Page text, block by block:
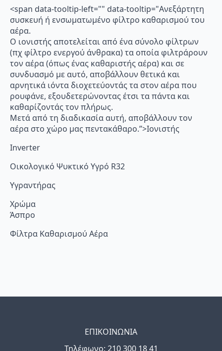
<span data-tooltip-left="" data-tooltip="Ανεξάρτητη
συσκευή ή ενσωματωμένο φίλτρο καθαρισμού του
αέρα.
Ο ιονιστής αποτελείται από ένα σύνολο φίλτρων
(πχ φίλτρο ενεργού άνθρακα) τα οποία φιλτράρουν
τον αέρα (όπως ένας καθαριστής αέρα) και σε
συνδυασμό με αυτό, αποβάλλουν θετικά και
αρνητικά ιόντα διοχετεύοντάς τα στον αέρα που
ρουφάνε, εξουδετερώνοντας έτσι τα πάντα και
καθαρίζοντάς τον πλήρως.
Μετά από τη διαδικασία αυτή, αποβάλλουν τον
αέρα στο χώρο μας πεντακάθαρο.”>Ιονιστής
Inverter
Οικολογικό Ψυκτικό Υγρό R32
Υγραντήρας
Χρώμα
Άσπρο
Φίλτρα Καθαρισμού Αέρα
ΕΠΙΚΟΙΝΩΝΙΑ
Τηλέφωνo: 210 300 18 41